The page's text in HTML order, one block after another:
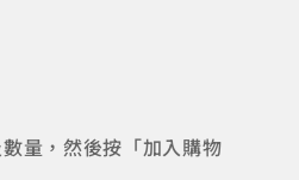
量，然後按「加入購物